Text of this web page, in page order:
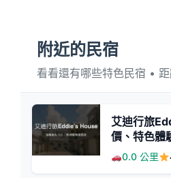
附近的民宿
看看還有哪些特色民宿 •
艾迪行旅
價、特色體
房連結 - 溫
0.0 公里